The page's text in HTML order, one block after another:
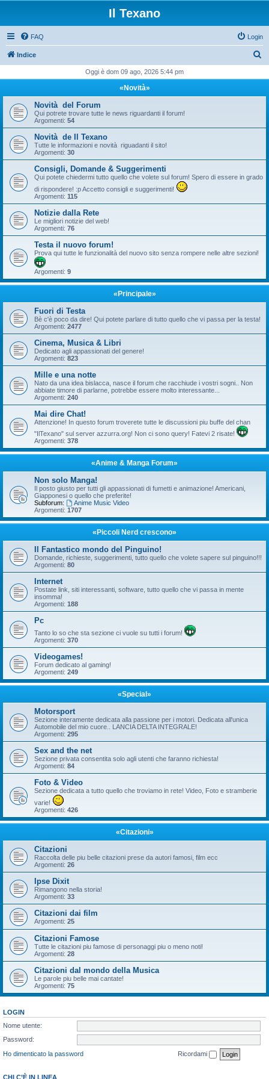
Il Texano
FAQ Login
Indice
c
Oggi è dom 09 ago, 2026 5:44 pm
«Novità»
Novità del Forum
Qui potrete trovare tutte le news riguardanti il forum!
Argomenti: 54
Novità de Il Texano
Tutte le informazioni e novità riguadanti il sito!
Argomenti: 30
Consigli, Domande & Suggerimenti
Qui potete chiedermi tutto quello che volete sul forum! Spero di essere in grado
di rispondere! :p Accetto consigli e suggerimenti!
Argomenti: 115
Notizie dalla Rete
Le migliori notizie del web!
Argomenti: 76
Testa il nuovo forum!
Prova qui tutte le funzionalità del nuovo sito senza rompere nelle altre sezioni!
Argomenti: 9
«Principale»
Fuori di Testa
Bè c'è poco da dire! Qui potete parlare di tutto quello che vi passa per la testa!
Argomenti: 2477
Cinema, Musica & Libri
Dedicato agli appassionati del genere!
Argomenti: 823
Mille e una notte
Nato da una idea bislacca, nasce il forum che racchiude i vostri sogni.. Non
abbiate timore di parlarne, potrebbe essere molto interessante...
Argomenti: 240
Mai dire Chat!
Attenzione! In questo forum troverete tutte le discussioni piu buffe del chan
"IlTexano" sul server azzurra.org! Non ci sono query! Fatevi 2 risate!
Argomenti: 378
«Anime & Manga Forum»
Non solo Manga!
Il posto giusto per tutti gli appassionati di fumetti e animazione! Americani,
Giapponesi o quello che preferite!
Subforum:
Anime Music Video
Argomenti: 1707
«Piccoli Nerd crescono»
Il Fantastico mondo del Pinguino!
Domande, richieste, suggerimenti, tutto quello che volete sapere sul pinguino!!!
Argomenti: 80
Internet
Postate link, siti interessanti, software, tutto quello che vi passa in mente
insomma!
Argomenti: 188
Pc
Tanto lo so che sta sezione ci vuole su tutti i forum!
Argomenti: 370
Videogames!
Forum dedicato al gaming!
Argomenti: 249
«Special»
Motorsport
Sezione interamente dedicata alla passione per i motori. Dedicata all'unica
Automobile del mio cuore.. LANCIA DELTA INTEGRALE!
Argomenti: 295
Sex and the net
Sezione privata consentita solo agli utenti che faranno richiesta!
Argomenti: 84
Foto & Video
Sezione dedicata a tutto quello che troviamo in rete! Video, Foto e stramberie
varie!
Argomenti: 426
«Citazioni»
Citazioni
Raccolta delle piu belle citazioni prese da autori famosi, film ecc
Argomenti: 26
Ipse Dixit
Rimangono nella storia!
Argomenti: 33
Citazioni dai film
Argomenti: 25
Citazioni Famose
Tutte le citazioni piu famose di personaggi piu o meno noti!
Argomenti: 28
Citazioni dal mondo della Musica
Le parole piu belle mai cantate!
Argomenti: 75
LOGIN
Nome utente:
Password:
Ho dimenticato la password
Ricordami
CHI C’È IN LINEA